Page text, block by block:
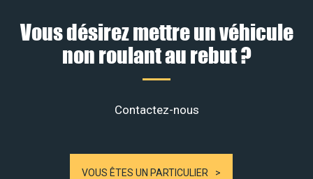
Vous désirez mettre un véhicule
non roulant au rebut ?
Contactez-nous
VOUS ÊTES UN PARTICULIER